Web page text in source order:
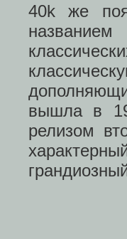
40k же
вышла в
релизом